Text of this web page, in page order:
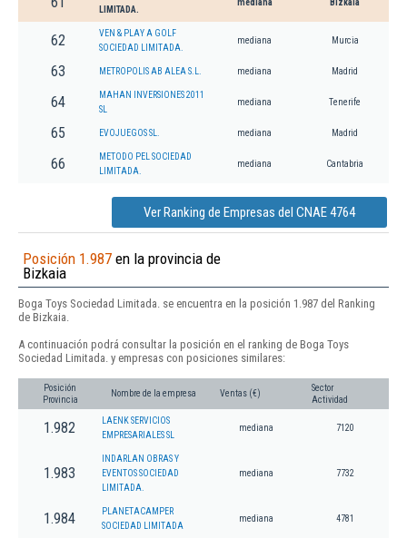
LIMITADA.
mediana Bizkaia
62
VEN & PLAY A GOLF
SOCIEDAD LIMITADA.
mediana Murcia
63 METROPOLIS AB ALEA S.L. mediana Madrid
64
MAHAN INVERSIONES 2011
SL
mediana Tenerife
65 EVOJUEGOS SL. mediana Madrid
66
METODO PEL SOCIEDAD
LIMITADA.
mediana Cantabria
Ver Ranking de Empresas del CNAE 4764
Posición 1.987 en la provincia de
Bizkaia
Boga Toys Sociedad Limitada. se encuentra en la posición 1.987 del Ranking
de Bizkaia.
A continuación podrá consultar la posición en el ranking de Boga Toys
Sociedad Limitada. y empresas con posiciones similares:
Posición
Provincia
Nombre de la empresa Ventas (€)
Sector
Actividad
1.982
LAENK SERVICIOS
EMPRESARIALES SL
mediana 7120
1.983
INDARLAN OBRAS Y
EVENTOS SOCIEDAD
LIMITADA.
mediana 7732
1.984
PLANETACAMPER
SOCIEDAD LIMITADA
mediana 4781